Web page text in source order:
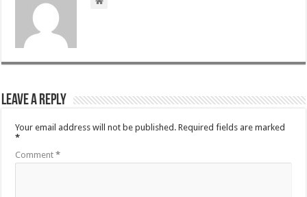
Leave a Reply
Your email address will not be published. Required fields are marked
*
Comment*